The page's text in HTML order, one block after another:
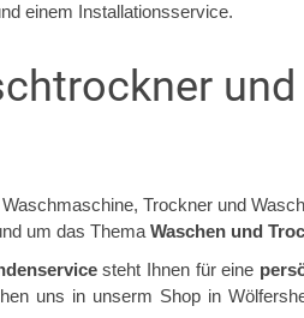
einem Installationsservice.
Trockner und
um das Thema Waschen und
steht Ihnen für eine
uns in unserm Shop in